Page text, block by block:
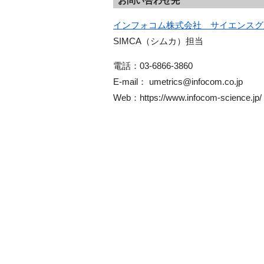
インフォコム株式会社　サイエンス
SIMCA（シムカ）担当
電話：03-6866-3860
E-mail： umetrics@infocom.co.jp
Web：https://www.infocom-science.jp/